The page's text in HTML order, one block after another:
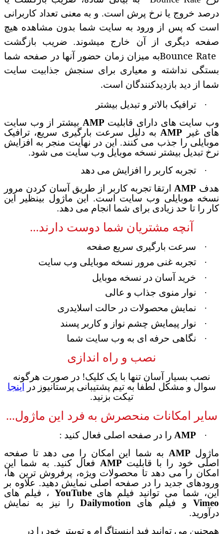
درصد خروج یا نرخ پرش است. و به معنی تعداد کاربرانی
است که پس از ورود به سایت شما بدون مشاهده هیچ
صفحه دیگری از آن خارج میشوند. ضریب بازگشت
Bounce Rateبه میزان زمان حضور آنها در صفحه شما
بستگی نداشته و معیاری برای سنجش جذابیت سایت
شما از دید بازدیدکنندگان است.
·
ترافیک بالاتر و تبدیل بیشتر
وب سایت های دارای قابلیت AMP بیشتر از وب سایت
های غیر
AMP به دلیل سرعت بارگیری سریع، ترافیک
موبایلی را جذب می کنند. این در نهایت منجر به افزایش
نرخ تبدیل بیشتر نسخه موبایل وب سایت می شود.
·
تجربه کاربر را افزایش می دهد
هدف AMP ارتقا تجربه کاربر از طریق آسان کردن مرور
نسخه موبایلی وب سایت است. این ماژول بینظیر این
کار را تا حد زیادی برای شما انجام می دهد.
آنچه مشتریان شما دوست دارند...
·
سرعت بارگیری سریع صفحه
·
تجربه غنی مرور نسخه موبایلی وب سایت
·
خرید آسان در نسخه موبایل
·
نوار منوی جذاب و عالی
·
نمایش محصولات در حالت اسلایدری
·
نوار پیمایش چشم نواز و کاربر پسند
·
نگاهی حرفه ای به وب سایت شما
نصب و راه اندازی
نصب بسیار آسان تنها با یک کلیک! در صورت هرگونه
سوال و مشکل لطفا به تیم پشتیبانی پرستانیوز در
اینجا
تیکت بزنید.
سایر امکانات منحصرش به فرد این ماژول...
·
AMP را در صفحه اصلی فعال کنید :
ماژول AMP به شما این امکان را می دهد تا صفحه
اصلی خود را با قابلیت AMP فعال کنید. به شما این
امکان را می دهد تا محصولات ویژه، پرفروش ترین ها،
ورودهای جدید را در صفحه اصلی نمایش دهید. علاوه بر
این، شما می توانید فیلم هایYouTube ، فیلم های
Vimeo و فیلم هایDailymotion را نیز به نمایش
درآورید.
همچنین می توانید فید اینستاگرام و توییتر خود را در